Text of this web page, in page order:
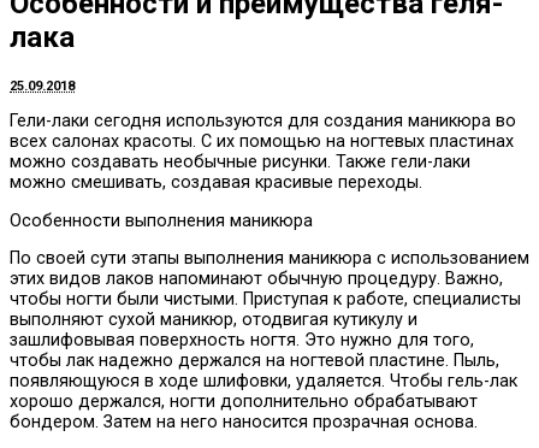
лака
25.09.2018
Гели-лаки сегодня используются для создания маникюра во
всех салонах красоты. С их помощью на ногтевых пластинах
можно создавать необычные рисунки. Также гели-лаки
можно смешивать, создавая красивые переходы.
Особенности выполнения маникюра
По своей сути этапы выполнения маникюра с использованием
этих видов лаков напоминают обычную процедуру. Важно,
чтобы ногти были чистыми. Приступая к работе, специалисты
выполняют сухой маникюр, отодвигая кутикулу и
зашлифовывая поверхность ногтя. Это нужно для того,
чтобы лак надежно держался на ногтевой пластине. Пыль,
появляющуюся в ходе шлифовки, удаляется. Чтобы гель-лак
хорошо держался, ногти дополнительно обрабатывают
бондером. Затем на него наносится прозрачная основа.